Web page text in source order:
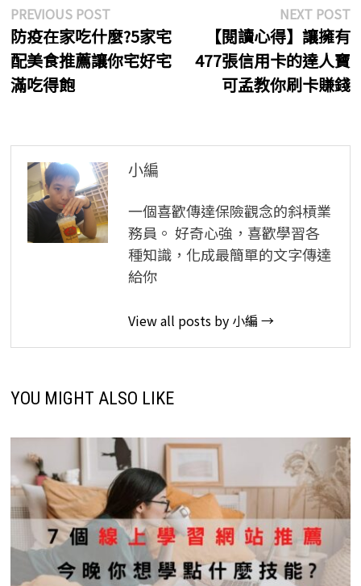
o
k
文
章
導
PREVIOUS POSTPrevious
post:
防疫在家吃什麼?5家宅
配美食推薦讓你宅好宅
滿吃得飽
NEXT POST
【閱讀心得】讓擁有
477張信用卡的達人寶
可孟教你刷卡賺錢
小編
一個喜歡傳達保險觀念的斜槓業
務員。 好奇心強，喜歡學習各
種知識，化成最簡單的文字傳達
給你
View all posts by 小編 →
YOU MIGHT ALSO LIKE